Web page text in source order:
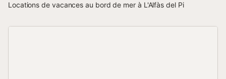
Locations de vacances au bord de mer à L'Alfàs del Pi